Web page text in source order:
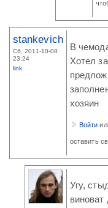
stankevich
Сб, 2011-10-08
23:24
link
В
Хотел
хозяин
Войти
оставить
Угу,
виноват